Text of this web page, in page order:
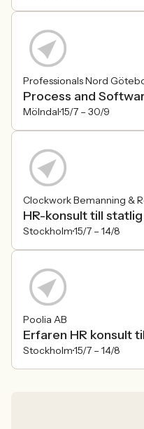
Professionals Nord
Process and
Mölndal15/7 – 30/9
Clockwork Bemanning &
HR-konsult till
Stockholm15/7 – 14/8
Poolia AB
Erfaren HR konsult
Stockholm15/7 – 14/8